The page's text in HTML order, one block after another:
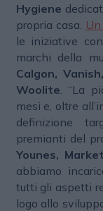
Hygiene
propria casa.
le iniziative
marchi della
Calgon,
Woolite . “La
mesi e, oltre
definizione
premianti del
Younes,
abbiamo
tutti gli aspetti
logo allo